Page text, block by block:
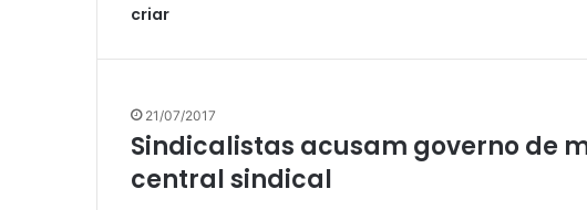
criar
21/07/2017
Sindicalistas acusam governo de
central sindical